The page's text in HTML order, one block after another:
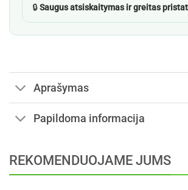
🔒Saugus atsiskaitymas ir greitas
Aprašymas
Papildoma informacija
REKOMENDUOJAME JUMS